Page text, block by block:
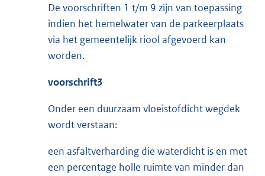
De voorschriften 1 t/m 9 zijn van toepassing
indien het hemelwater van de parkeerplaats
via het gemeentelijk riool afgevoerd kan
worden.
voorschrift3
Onder een duurzaam vloeistofdicht wegdek
wordt verstaan:
een asfaltverharding die waterdicht is en met
een percentage holle ruimte van minder dan